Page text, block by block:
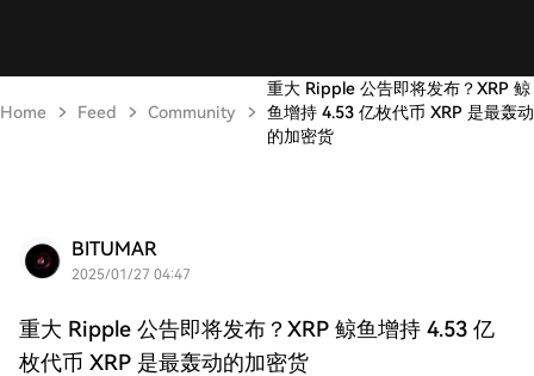
Home Feed Community
重大 Ripple 公告即将发布？XRP 鲸
鱼增持 4.53 亿枚代币 XRP 是最轰动
的加密货
BITUMAR
2025/01/27 04:47
重大 Ripple 公告即将发布？XRP 鲸鱼增持 4.53 亿
枚代币 XRP 是最轰动的加密货